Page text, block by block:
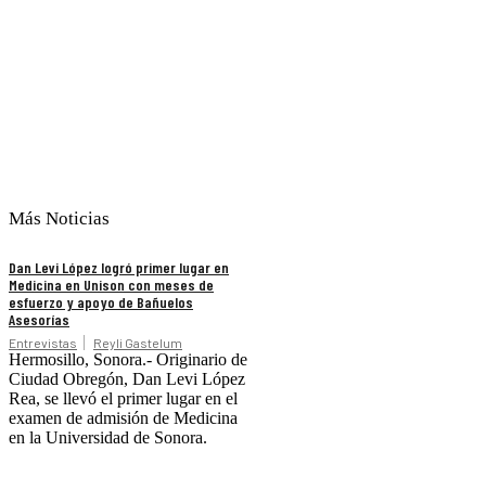
Más Noticias
Dan Levi López logró primer lugar en
Medicina en Unison con meses de
esfuerzo y apoyo de Bañuelos
Asesorías
Entrevistas Reyli Gastelum
Hermosillo, Sonora.- Originario de
Ciudad Obregón, Dan Levi López
Rea, se llevó el primer lugar en el
examen de admisión de Medicina
en la Universidad de Sonora.